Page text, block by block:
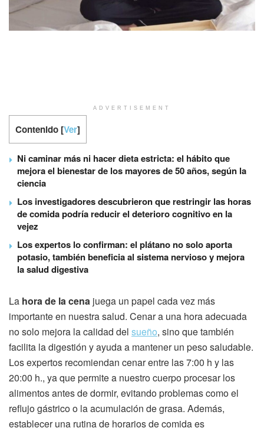
ADVERTISEMENT
Contenido [Ver]
Ni caminar más ni hacer dieta estricta: el hábito que
mejora el bienestar de los mayores de 50 años, según la
ciencia
Los investigadores descubrieron que restringir las horas
de comida podría reducir el deterioro cognitivo en la
vejez
Los expertos lo confirman: el plátano no solo aporta
potasio, también beneficia al sistema nervioso y mejora
la salud digestiva
La hora de la cena juega un papel cada vez más
importante en nuestra salud. Cenar a una hora adecuada
no solo mejora la calidad del sueño, sino que también
facilita la digestión y ayuda a mantener un peso saludable.
Los expertos recomiendan cenar entre las 7:00 h y las
20:00 h., ya que permite a nuestro cuerpo procesar los
alimentos antes de dormir, evitando problemas como el
reflujo gástrico o la acumulación de grasa. Además,
establecer una rutina de horarios de comida es